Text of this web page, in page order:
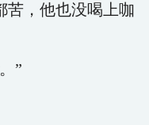
苦，他也没喝上咖
”